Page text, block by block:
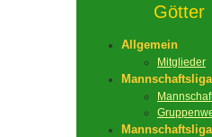
Götter
Allgemein
Mitglieder